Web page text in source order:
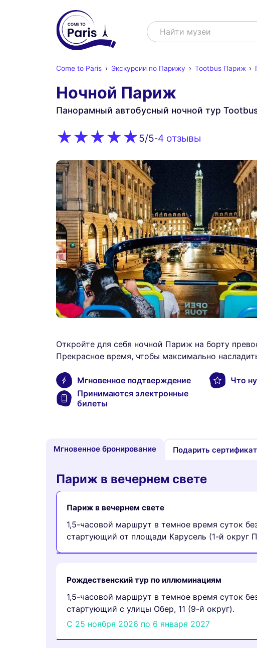
ПоискНайти м
Come to Paris Экскурсии по Парижу Tootbus Париж
Ночной Париж
Панорамный автобусный ночной тур
5/5-4 oтзывы
Откройте для себя ночной Париж на борту
Прекрасное время, чтобы максимально
Мгновенное подтверждение
Что
Принимаются электронные
билеты
Мгновенное бронирование Подарить сертификат
Париж в вечернем свете
Париж в вечернем свете
1,5-часовой маршрут в темное время суток
стартующий от площади Карусель (1-й округ
Рождественский тур по иллюминациям
1,5-часовой маршрут в темное время суток
стартующий с улицы Обер, 11 (9-й округ).
С 25 ноября 2026 по 6 января 2027